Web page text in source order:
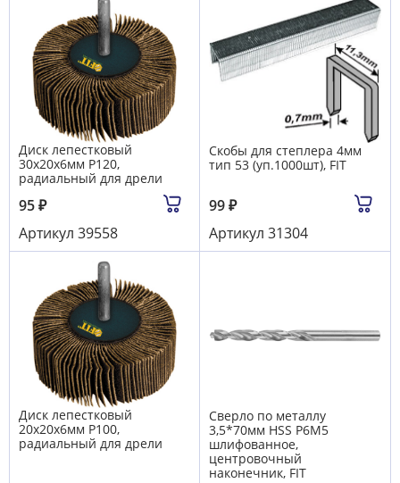
Диск лепестковый
30х20х6мм Р120,
радиальный для дрели
95₽
Артикул 39558
Скобы для степлера 4мм
тип 53 (уп.1000шт), FIT
99₽
Артикул 31304
Диск лепестковый
20х20х6мм Р100,
радиальный для дрели
Сверло по металлу
3,5*70мм HSS Р6М5
шлифованное,
центровочный
наконечник, FIT